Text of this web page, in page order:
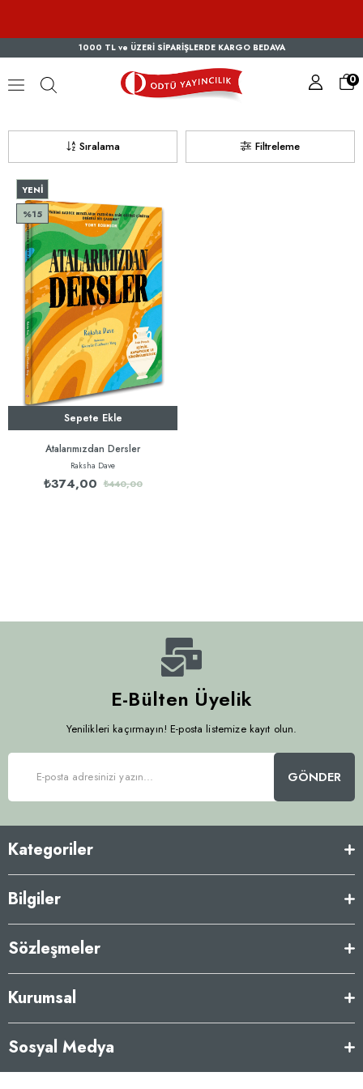
1000 TL ve ÜZERİ SİPARİŞLERDE KARGO BEDAVA
0
Filtreleme
Sıralama
Sepete Ekle
Atalarımızdan Dersler
Raksha Dave
₺374,00 ₺440,00
YENI
ÜRÜN
%15
E-Bülten Üyelik
Yenilikleri kaçırmayın! E-posta listemize kayıt olun.
GÖNDER
Kategoriler
Bilgiler
Sözleşmeler
Kurumsal
Sosyal Medya